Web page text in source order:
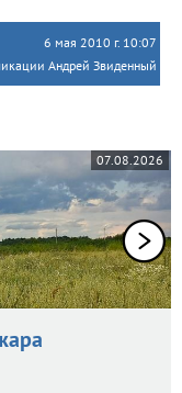
6 мая 2010 г. 10:07
Андрей Звиденный
07.08.2026